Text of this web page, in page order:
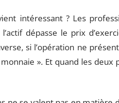
intéressant ? Les
dépasse le prix
si l’opération ne
». Et quand les